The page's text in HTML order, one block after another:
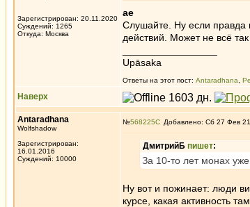
Зарегистрирован: 20.11.2020
Суждений: 1265
Откуда: Москва
ae
Слушайте. Ну если правда
действий. Может не всё
Upāsaka
Ответы на этот пост: Antaradhana
Наверх
Antaradhana
Wolfshadow
Зарегистрирован:
16.01.2016
Суждений: 10000
№568225 Добавлено: Сб 27 Фев
ДмитрийБ пишет:
За 10-то лет монах
Ну вот и пожинает: люди
курсе, какая активность